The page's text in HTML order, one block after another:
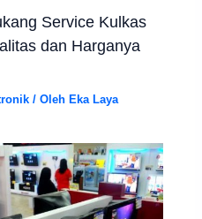
Service Kulkas
dan Harganya
/ OlehEka Laya